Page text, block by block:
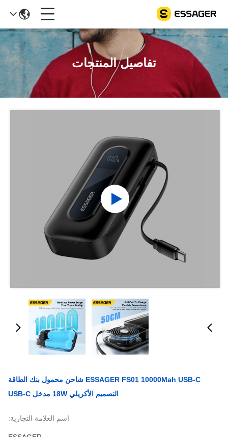
تفاصيل المنتجات
ESSAGER FS01 10000Mah USB-C شاحن محمول بنك الطاقة
التصميم الأكريلي 18W مدخل USB-C
اسم العلامة التجارية: